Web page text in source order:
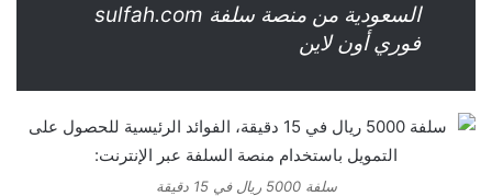
السعودية من منصة سلفة sulfah.com
فوري أون لاين
سلفة 5000 ريال في 15 دقيقة